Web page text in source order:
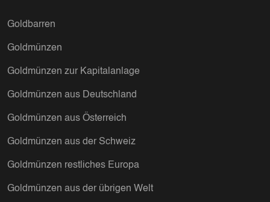
Goldbarren
Goldmünzen
Goldmünzen zur Kapitalanlage
Goldmünzen aus Deutschland
Goldmünzen aus Österreich
Goldmünzen aus der Schweiz
Goldmünzen restliches Europa
Goldmünzen aus der übrigen Welt